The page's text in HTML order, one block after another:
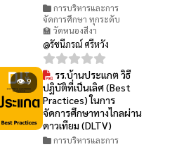
การบริหารและการ
จัดการศึกษา ทุกระดับ
🏫 วัดหนองสีงา
@รัชนีภรณ์ ศรีหวัง
👁 9
รร.บ้านประแกต วิธี
ปฏิบัติที่เป็นเลิศ (Best
Practices) ในการ
จัดการศึกษาทางไกลผ่าน
ดาวเทียม (DLTV)
การบริหารและการ